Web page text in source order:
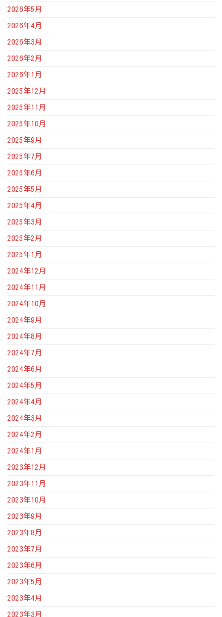
2026年5月
2026年4月
2026年3月
2026年2月
2026年1月
2025年12月
2025年11月
2025年10月
2025年9月
2025年7月
2025年6月
2025年5月
2025年4月
2025年3月
2025年2月
2025年1月
2024年12月
2024年11月
2024年10月
2024年9月
2024年8月
2024年7月
2024年6月
2024年5月
2024年4月
2024年3月
2024年2月
2024年1月
2023年12月
2023年11月
2023年10月
2023年9月
2023年8月
2023年7月
2023年6月
2023年5月
2023年4月
2023年3月